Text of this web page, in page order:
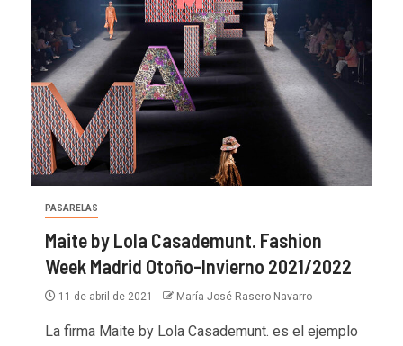
PASARELAS
Maite by Lola Casademunt. Fashion
Week Madrid Otoño-Invierno 2021/2022
11 de abril de 2021 María José Rasero Navarro
La firma Maite by Lola Casademunt. es el ejemplo